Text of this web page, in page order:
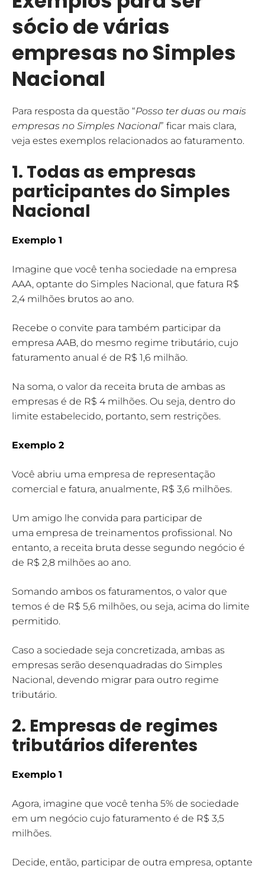
sócio de várias
empresas no Simples
Nacional
Para resposta da questão “Posso ter duas ou mais
empresas no Simples Nacional” ficar mais clara,
veja estes exemplos relacionados ao faturamento.
1. Todas as empresas
participantes do Simples
Nacional
Exemplo 1
Imagine que você tenha sociedade na empresa
AAA, optante do Simples Nacional, que fatura R$
2,4 milhões brutos ao ano.
Recebe o convite para também participar da
empresa AAB, do mesmo regime tributário, cujo
faturamento anual é de R$ 1,6 milhão.
Na soma, o valor da receita bruta de ambas as
empresas é de R$ 4 milhões. Ou seja, dentro do
limite estabelecido, portanto, sem restrições.
Exemplo 2
Você abriu uma empresa de representação
comercial e fatura, anualmente, R$ 3,6 milhões.
Um amigo lhe convida para participar de
uma empresa de treinamentos profissional. No
entanto, a receita bruta desse segundo negócio é
de R$ 2,8 milhões ao ano.
Somando ambos os faturamentos, o valor que
temos é de R$ 5,6 milhões, ou seja, acima do limite
permitido.
Caso a sociedade seja concretizada, ambas as
empresas serão desenquadradas do Simples
Nacional, devendo migrar para outro regime
tributário.
2. Empresas de regimes
tributários diferentes
Exemplo 1
Agora, imagine que você tenha 5% de sociedade
em um negócio cujo faturamento é de R$ 3,5
milhões.
Decide, então, participar de outra empresa, optante